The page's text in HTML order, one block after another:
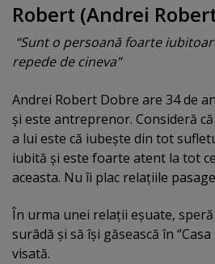
Robert (Andrei
“Sunt o persoană foarte
repede de cineva”
Andrei Robert Dobre are 34 de
şi este antreprenor. Consideră
a lui este că iubeşte din tot
iubită şi este foarte atent la tot
aceasta. Nu îi plac relaţiile
În urma unei relaţii eşuate,
surâdă şi să îşi găsească în
visată.